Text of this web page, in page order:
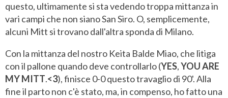
questo, ultimamente si sta vedendo troppa mittanza in
vari campi che non siano San Siro. O, semplicemente,
alcuni Mitt si trovano dall'altra sponda di Milano.
Con la mittanza del nostro Keita Balde Miao, che litiga
con il pallone quando deve controllarlo (YES,YOUARE
MYMITT.<3), finisce 0-0 questo travaglio di 90'. Alla
fine il parto non c'è stato, ma, in compenso, ho fatto una